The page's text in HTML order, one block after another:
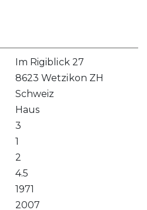
Im Rigiblick 27
8623 Wetzikon ZH
Schweiz
Haus
3
1
2
4.5
1971
2007